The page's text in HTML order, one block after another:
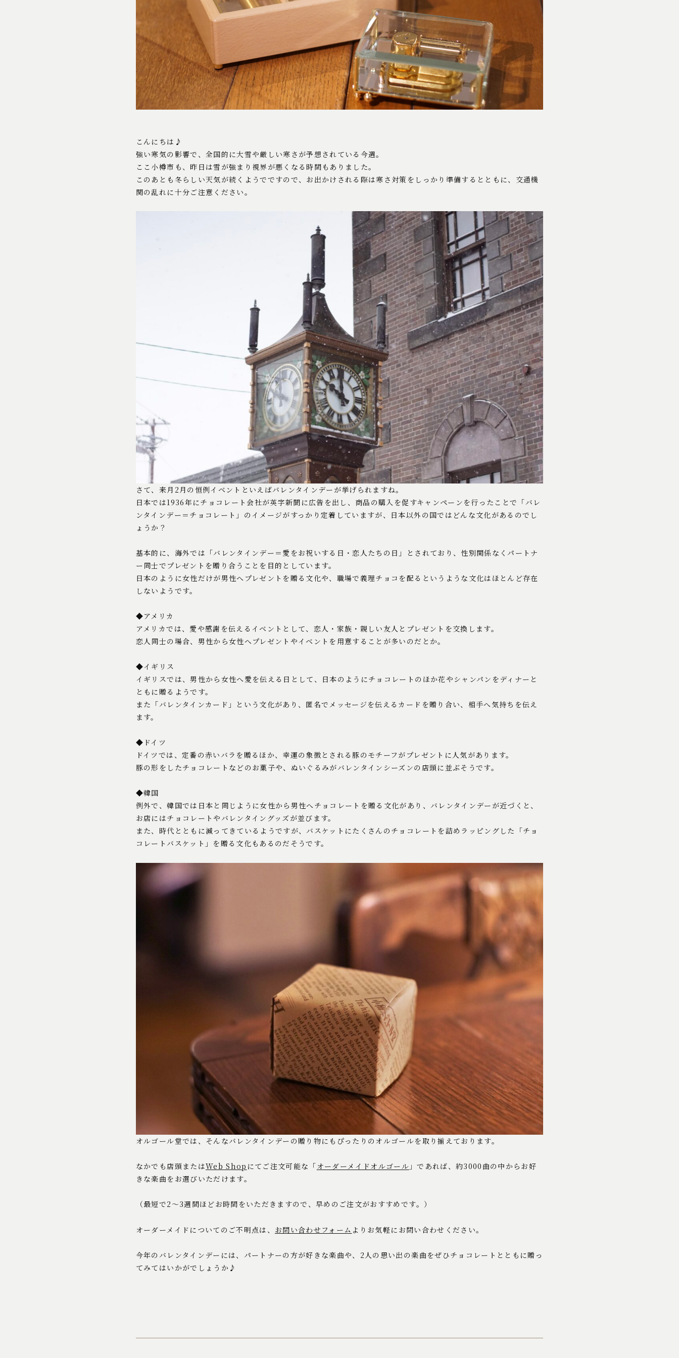
こんにちは♪
強い寒気の影響で、全国的に大雪や厳しい寒さが予想されている今週。
ここ小樽市も、昨日は雪が強まり視界が悪くなる時間もありました。
このあとも冬らしい天気が続くようでですので、お出かけされる際は寒さ対策をしっかり準備するとともに、交通機
関の乱れに十分ご注意ください。
さて、来月2月の恒例イベントといえばバレンタインデーが挙げられますね。
日本では1936年にチョコレート会社が英字新聞に広告を出し、商品の購入を促すキャンペーンを行ったことで「バレ
ンタインデー＝チョコレート」のイメージがすっかり定着していますが、日本以外の国ではどんな文化があるのでし
ょうか？
基本的に、海外では「バレンタインデー＝愛をお祝いする日・恋人たちの日」とされており、性別関係なくパートナ
ー同士でプレゼントを贈り合うことを目的としています。
日本のように女性だけが男性へプレゼントを贈る文化や、職場で義理チョコを配るというような文化はほとんど存在
しないようです。
◆アメリカ
アメリカでは、愛や感謝を伝えるイベントとして、恋人・家族・親しい友人とプレゼントを交換します。
恋人同士の場合、男性から女性へプレゼントやイベントを用意することが多いのだとか。
◆イギリス
イギリスでは、男性から女性へ愛を伝える日として、日本のようにチョコレートのほか花やシャンパンをディナーと
ともに贈るようです。
また「バレンタインカード」という文化があり、匿名でメッセージを伝えるカードを贈り合い、相手へ気持ちを伝え
ます。
◆ドイツ
ドイツでは、定番の赤いバラを贈るほか、幸運の象徴とされる豚のモチーフがプレゼントに人気があります。
豚の形をしたチョコレートなどのお菓子や、ぬいぐるみがバレンタインシーズンの店頭に並ぶそうです。
◆韓国
例外で、韓国では日本と同じように女性から男性へチョコレートを贈る文化があり、バレンタインデーが近づくと、
お店にはチョコレートやバレンタイングッズが並びます。
また、時代とともに減ってきているようですが、バスケットにたくさんのチョコレートを詰めラッピングした「チョ
コレートバスケット」を贈る文化もあるのだそうです。
オルゴール堂では、そんなバレンタインデーの贈り物にもぴったりのオルゴールを取り揃えております。
なかでも店頭またはWeb Shop にてご注文可能な「オーダーメイドオルゴール 」であれば、約3000曲の中からお好
きな楽曲をお選びいただけます。
（最短で2〜3週間ほどお時間をいただきますので、早めのご注文がおすすめです。）
オーダーメイドについてのご不明点は、 お問い合わせフォーム よりお気軽にお問い合わせください。
今年のバレンタインデーには、パートナーの方が好きな楽曲や、2人の思い出の楽曲をぜひチョコレートとともに贈っ
てみてはいかがでしょうか♪